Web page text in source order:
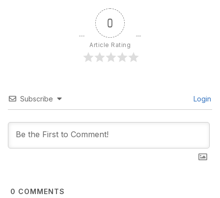
0
Article Rating
Subscribe Login
0 COMMENTS